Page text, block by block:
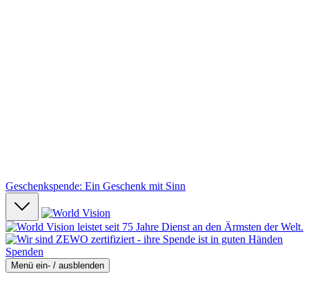
Geschenkspende: Ein Geschenk mit Sinn
Spenden
Menü ein- / ausblenden